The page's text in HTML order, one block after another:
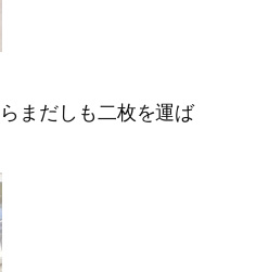
まだしも二枚を運ば